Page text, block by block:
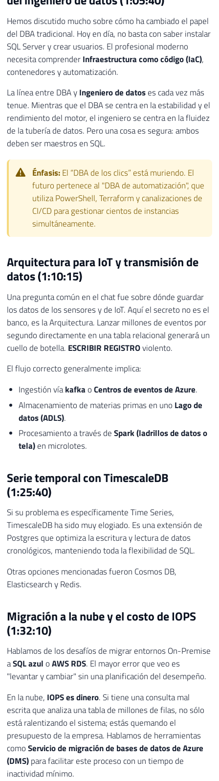
Hemos discutido mucho sobre cómo ha cambiado el papel
del DBA tradicional. Hoy en día, no basta con saber instalar
SQL Server y crear usuarios. El profesional moderno
necesita comprenderInfraestructura como código (IaC),
contenedores y automatización.
La línea entre DBA yIngeniero de datoses cada vez más
tenue. Mientras que el DBA se centra en la estabilidad y el
rendimiento del motor, el ingeniero se centra en la fluidez
de la tubería de datos. Pero una cosa es segura: ambos
deben ser maestros en SQL.
Énfasis:El “DBA de los clics” está muriendo. El
futuro pertenece al "DBA de automatización", que
utiliza PowerShell, Terraform y canalizaciones de
CI/CD para gestionar cientos de instancias
simultáneamente.
Arquitectura para IoT y transmisión de
datos (1:10:15)
Una pregunta común en el chat fue sobre dónde guardar
los datos de los sensores y de IoT. Aquí el secreto no es el
banco, es la Arquitectura. Lanzar millones de eventos por
segundo directamente en una tabla relacional generará un
cuello de botella. ESCRIBIR REGISTROviolento.
El flujo correcto generalmente implica:
Ingestión víakafka oCentros de eventos de Azure.
Almacenamiento de materias primas en uno Lago de
datos (ADLS).
Procesamiento a través deSpark (ladrillos de datos o
tela)en microlotes.
Serie temporal con TimescaleDB
(1:25:40)
Si su problema es específicamente Time Series,
TimescaleDB ha sido muy elogiado. Es una extensión de
Postgres que optimiza la escritura y lectura de datos
cronológicos, manteniendo toda la flexibilidad de SQL.
Otras opciones mencionadas fueron Cosmos DB,
Elasticsearch y Redis.
Migración a la nube y el costo de IOPS
(1:32:10)
Hablamos de los desafíos de migrar entornos On-Premise
aSQL azul oAWS RDS. El mayor error que veo es
"levantar y cambiar" sin una planificación del desempeño.
En la nube, IOPS es dinero. Si tiene una consulta mal
escrita que analiza una tabla de millones de filas, no sólo
está ralentizando el sistema; estás quemando el
presupuesto de la empresa. Hablamos de herramientas
comoServicio de migración de bases de datos de Azure
(DMS)para facilitar este proceso con un tiempo de
inactividad mínimo.